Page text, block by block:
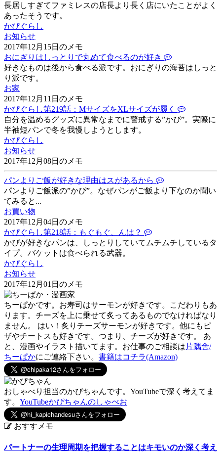
長居しすぎてファミレスの店長より長く店にいたことがよく
あったそうです。
かぴぐらし
お知らせ
2017年12月15日のメモ
おにぎりはしっとりで丸めて食べるのが好き
好きなものは後から食べる派です。おにぎりの海苔はしっと
り派です。
お家
2017年12月11日のメモ
かぴぐらし第219話：MサイズをXLサイズが履く
自分を温めるグッズに異常なまでに警戒する”かぴ”。実際に
半袖短パンで冬を我慢しようとします。
かぴぐらし
お知らせ
2017年12月08日のメモ
パンよりご飯が好きな理由はスがあるから
パンよりご飯派の”かぴ”。なぜパンがご飯より下なのか聞い
てみると...
お買い物
2017年12月04日のメモ
かぴぐらし第218話：もぐもぐ、んは？
かぴが好きなパンは、しっとりしていてムチムチしているタ
イプ。バケットは食べられる武器。
かぴぐらし
お知らせ
2017年12月01日のメモ
ちーぱかです。お寿司はサーモンが好きです。こだわりもあ
ります。チーズを上に乗せて炙ってあるものでなければなり
ません。 はい！炙りチーズサーモンが好きです。他にもピ
ザやチートスも好きです。つまり、チーズが好きです。 あ
と、漫画やイラスト描いてます。お仕事のご相談は片隅舎/
ちーぱかにご連絡下さい。 書籍はコチラ(Amazon)
おしゃべり担当のかぴちゃんです。YouTubeで深く考えてま
す。 YouTubeかぴちゃんのしゃべお
おすすメモ
パートナーの生理周期を把握することはキモいのか深く考え